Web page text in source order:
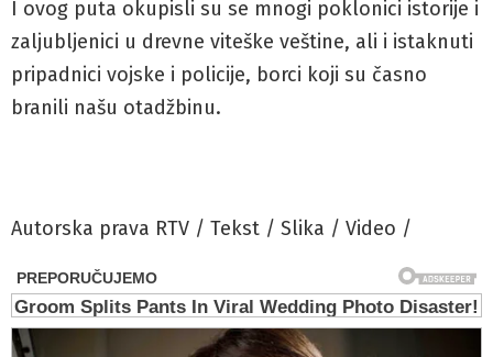
I ovog puta okupisli su se mnogi poklonici istorije i
zaljubljenici u drevne viteške veštine, ali i istaknuti
pripadnici vojske i policije, borci koji su časno
branili našu otadžbinu.
Autorska prava RTV / Tekst / Slika / Video /